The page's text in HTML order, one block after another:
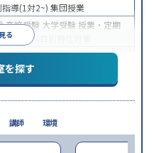
る
導(1対2~) 集団授業
高校受験 大学受験 授業・定期
の定着
科目別特化対策
から受講可能
団塾アンケート調査方法
を探す
講師 環境